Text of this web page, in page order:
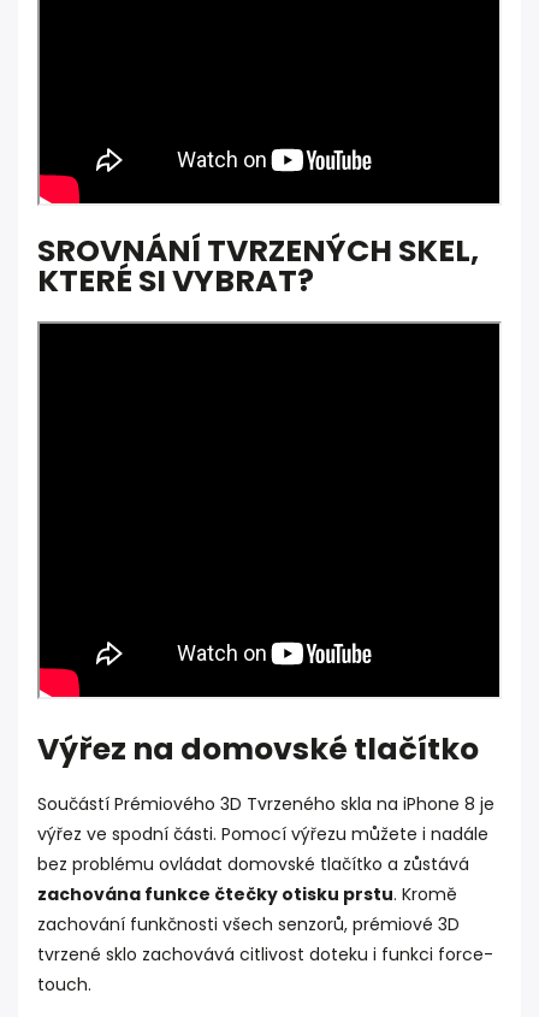
SROVNÁNÍ TVRZENÝCH SKEL,
KTERÉ SI VYBRAT?
Výřez na domovské tlačítko
Součástí Prémiového 3D Tvrzeného skla na iPhone 8 je
výřez ve spodní části. Pomocí výřezu můžete i nadále
bez problému ovládat domovské tlačítko a zůstává
zachována funkce čtečky otisku prstu. Kromě
zachování funkčnosti všech senzorů, prémiové 3D
tvrzené sklo zachovává citlivost doteku i funkci force-
touch.